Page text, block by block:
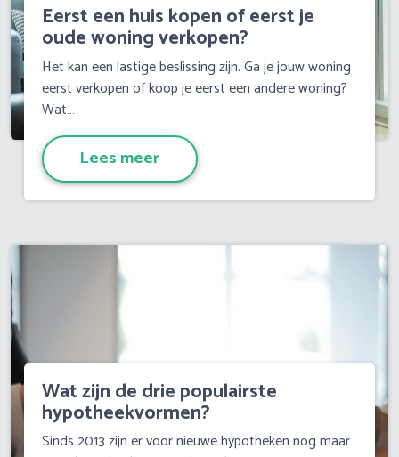
Eerst een huis kopen of eerst je
oude woning verkopen?
Het kan een lastige beslissing zijn. Ga je jouw woning
eerst verkopen of koop je eerst een andere woning?
Wat…
Lees meer
Wat zijn de drie populairste
hypotheekvormen?
Sinds 2013 zijn er voor nieuwe hypotheken nog maar